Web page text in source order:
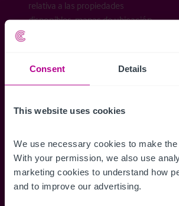
Consent Details
This website uses cookies
We use necessary cookies to make the
With your permission, we also use
marketing cookies to understand how
and to improve our advertising.
relativa a las propiedades
disponibles, mapas de ubicación,